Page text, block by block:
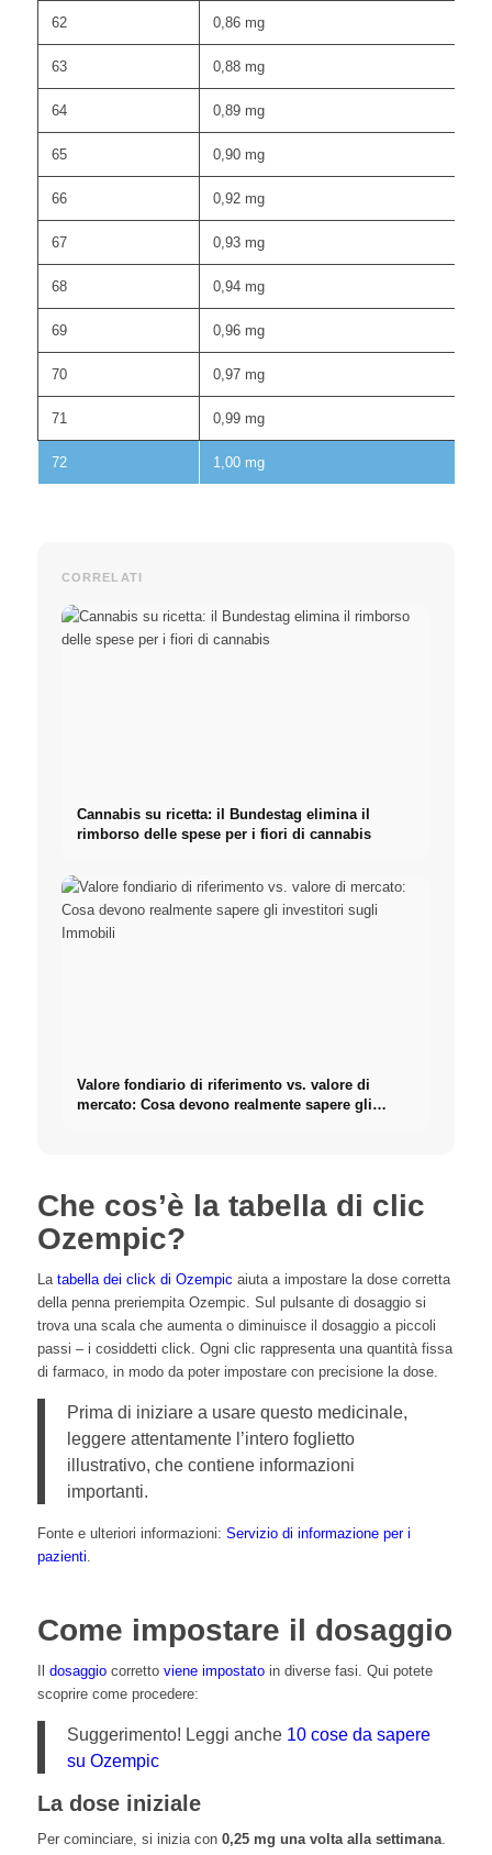
62 0,86 mg
63 0,88 mg
64 0,89 mg
65 0,90 mg
66 0,92 mg
67 0,93 mg
68 0,94 mg
69 0,96 mg
70 0,97 mg
71 0,99 mg
72 1,00 mg
CORRELATI
Cannabis su ricetta: il Bundestag elimina il
rimborso delle spese per i fiori di cannabis
Valore fondiario di riferimento vs. valore di
mercato: Cosa devono realmente sapere gli
Che cos’è la tabella di clic
Ozempic?
La tabella dei click di Ozempic aiuta a impostare la dose corretta
della penna preriempita Ozempic. Sul pulsante di dosaggio si
trova una scala che aumenta o diminuisce il dosaggio a piccoli
passi – i cosiddetti click. Ogni clic rappresenta una quantità fissa
di farmaco, in modo da poter impostare con precisione la dose.
Prima di iniziare a usare questo medicinale,
leggere attentamente l’intero foglietto
illustrativo, che contiene informazioni
importanti.
Fonte e ulteriori informazioni: Servizio di informazione per i
pazienti.
Come impostare il dosaggio
dosaggiocorretto viene impostatoin diverse fasi. Qui potete
scoprire come procedere:
Suggerimento! Leggi anche 10 cose da sapere
su Ozempic
La dose iniziale
Per cominciare, si inizia con 0,25 mg una volta alla settimana.